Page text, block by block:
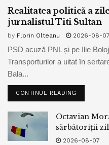
Realitatea politică a
jurnalistul Titi Sultan
by Florin Olteanu 2026-08-07
PSD acuză PNL și pe Ilie
Transporturilor a uitat în
Bala...
CONTINUE READING
Octavian
sărbătoriții
2026-08-07